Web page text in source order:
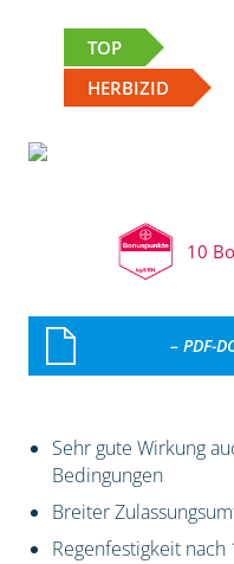
TOP
HERBIZID
10
– PDF-
Sehr gute Wirkung
Bedingungen
Breiter
Regenfestigkeit nach